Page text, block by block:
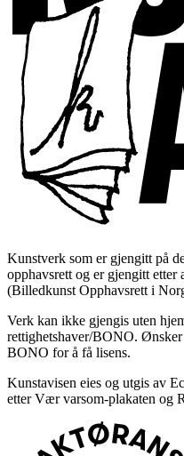
Kunstverk som er gjengitt på
opphavsrett og er gjengitt
(Billedkunst Opphavsrett i
Verk kan ikke gjengis uten
rettighetshaver/BONO.
BONO for å få lisens.
Kunstavisen eies og utgis av
etter Vær varsom-plakaten og